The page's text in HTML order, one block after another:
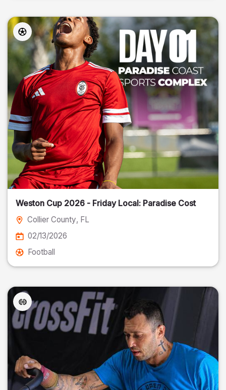
Weston Cup 2026 - Friday Local: Paradise Cost
Collier County, FL
02/13/2026
Football